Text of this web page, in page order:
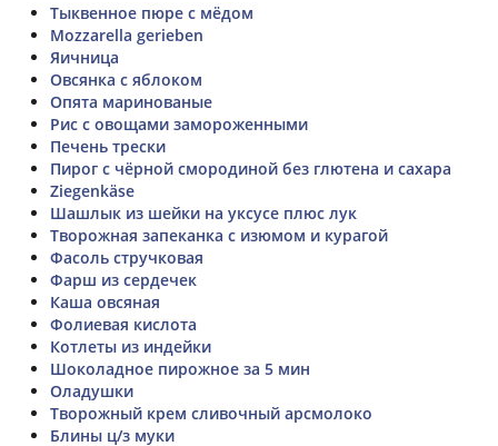
Тыквенное пюре с мёдом
Mozzarella gerieben
Яичница
Овсянка с яблоком
Опята маринованые
Рис с овощами замороженными
Печень трески
Пирог с чёрной смородиной без глютена и сахара
Ziegenkäse
Шашлык из шейки на уксусе плюс лук
Творожная запеканка с изюмом и курагой
Фасоль стручковая
Фарш из сердечек
Каша овсяная
Фолиевая кислота
Котлеты из индейки
Шоколадное пирожное за 5 мин
Оладушки
Творожный крем сливочный арсмолоко
Блины ц/з муки